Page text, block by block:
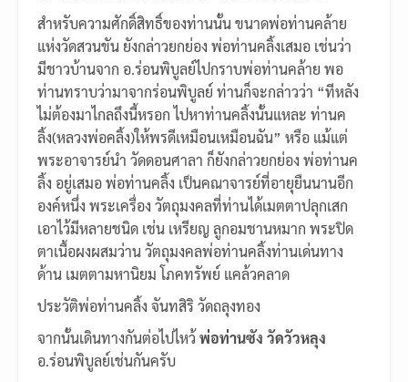
สำหรับความศักดิ์สิทธิ์ของท่านนั้น ขนาดพ่อท่านคล้าย
แห่งวัดสวนขัน ยังกล่าวยกย่อง พ่อท่านคลิ้งเสมอ เช่นว่า
มีชาวบ้านจาก อ.ร่อนพิบูลย์ไปกราบพ่อท่านคล้าย พอ
ท่านทราบว่ามาจากร่อนพิบูลย์ ท่านก็จะกล่าวว่า “ทีหลัง
ไม่ต้องมาไกลถึงนี้หรอก ไปหาท่านคลิ้งนั้นแหละ ท่านค
ลิ้ง(หลวงพ่อคลิ้ง)ให้พรดีเหมือนเหมือนฉัน” หรือ แม้แต่
พระอาจารย์นำ วัดดอนศาลา ก็ยังกล่าวยกย่อง พ่อท่านค
ลิ้ง อยู่เสมอ พ่อท่านคลิ้ง เป็นคณาจารย์ที่อายุยืนนานอีก
องค์หนึ่ง พระเครื่อง วัตถุมงคลที่ท่านได้เมตตาปลุกเสก
เอาไว้มีหลายชนิด เช่น เหรียญ ลูกอมชานหมาก พระปิด
ตาเนื้อผงผสมว่าน วัตถุมงคลพ่อท่านคลิ้งท่านเด่นทาง
ด้าน เมตตามหานิยม โภคทรัพย์ แคล้วคลาด
ประวัติพ่อท่านคลิ้ง จันทสิริ วัดถลุงทอง
จากนั้นเดินทางกันต่อไปไหว้ พ่อท่านซัง วัดวัวหลุง
อ.ร่อนพิบูลย์เช่นกันครับ